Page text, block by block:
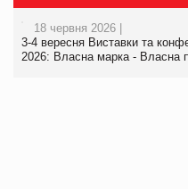
18 червня 2026 |
3-4 вересня Виставки та
2026: Власна марка - Власна